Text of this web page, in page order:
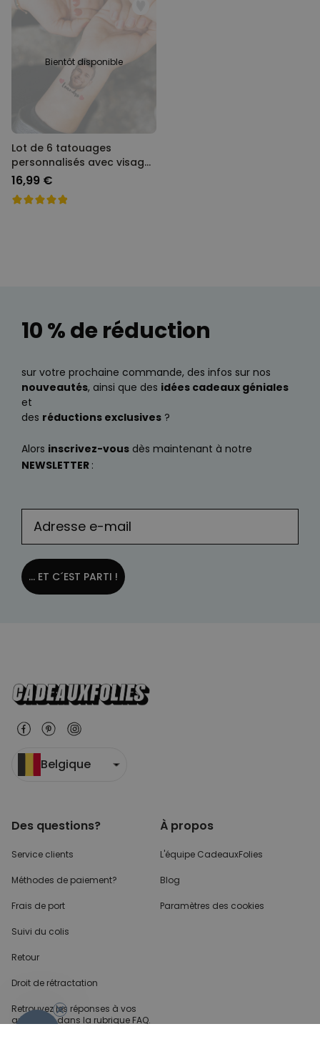
Bientôt disponible
Lot de 6 tatouages
personnalisés avec visage
et texte
16,99 €
10 % de réduction
sur votre prochaine commande, des infos sur nos
nouveautés, ainsi que des idées cadeaux géniales
et
des réductions exclusives ?
Alors inscrivez-vous dès maintenant à notre
NEWSLETTER :
... ET C´EST PARTI !
Belgique
Des questions?
Service clients
Méthodes de paiement?
Frais de port
Suivi du colis
Retour
Droit de rétractation
Retrouvez les réponses à vos
questions dans la rubrique FAQ.
À propos
L'équipe CadeauxFolies
Blog
Paramètres des cookies